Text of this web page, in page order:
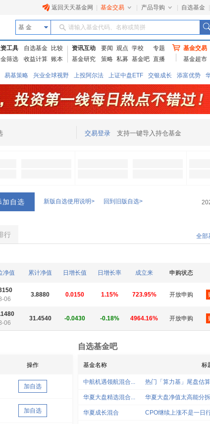
返回天天基金网 基金交易 产品导购 自选基金
基 金 请输入基金代码、名称或简拼
工具 自选基金
比较
筛选
收益计算 账本
资讯互动 要闻 观点 学校
专题
基金研究
策略 私募 基金吧 直播
基金交易
基金超市
易基策略 兴业全球视野 上投阿尔法 上证中盘ETF 交银成长 添富优势
中银中国 广发精选 博时主题 南方高增 新华成长 添富价值 申万竞争优
交易登录 支持一键导入持仓基金
新版自选使用说明> 回到旧版自选>
行 全部
净值 累计净值 日增长值 日增长率 成立来 申购状态
06
3.8880 0.0150 1.15% 723.95% 开放申购
06
31.4540 -0.0430 -0.18% 4964.16% 开放申购
操作
加自选
加自选
自选基金吧
基金名称 标
中航机遇领航混合... 热门「算力基」尾盘估
华夏大盘精选混合... 华夏大盘净值太高能分
华夏成长混合 CPO继续上涨不是一日